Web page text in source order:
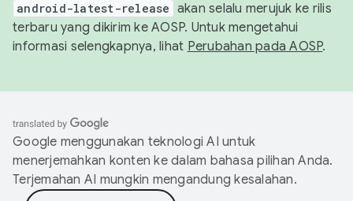
android-latest-release akan selalu merujuk ke rilis
terbaru yang dikirim ke AOSP. Untuk mengetahui
informasi selengkapnya, lihat Perubahan pada AOSP.
Google menggunakan teknologi AI untuk
menerjemahkan konten ke dalam bahasa pilihan Anda.
Terjemahan AI mungkin mengandung kesalahan.